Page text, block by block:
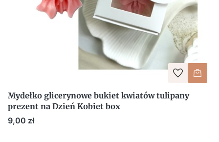
Mydełko glicerynowe bukiet kwiatów tulipany
prezent na Dzień Kobiet box
Cena
9,00 zł